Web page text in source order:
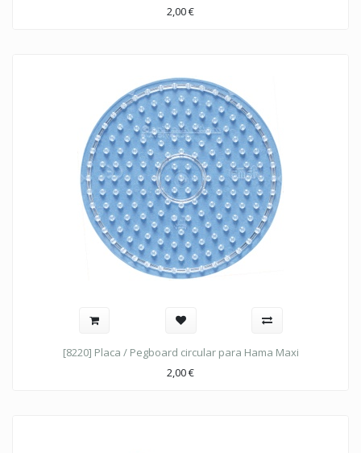
2,00€
[8220] Placa / Pegboard circular para Hama Maxi
2,00€